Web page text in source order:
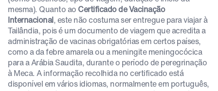
mesma). Quanto ao Certificado de Vacinação
Internacional, este não costuma ser entregue para viajar à
Tailândia, pois é um documento de viagem que acredita a
administração de vacinas obrigatórias em certos países,
como a da febre amarela ou a meningite meningocócica
para a Arábia Saudita, durante o período de peregrinação
à Meca. A informação recolhida no certificado está
disponível em vários idiomas, normalmente em português,